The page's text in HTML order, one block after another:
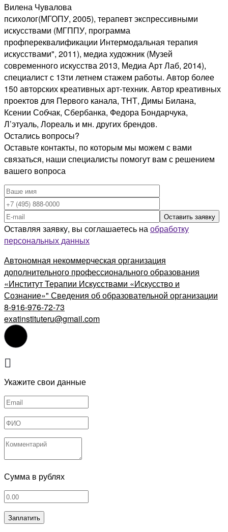
Вилена Чувалова
психолог(МГОПУ, 2005), терапевт экспрессивными
искусствами (МГППУ, программа
профпереквалификации Интермодальная терапия
искусствами", 2011), медиа художник (Музей
современного искусства 2013, Медиа Арт Лаб, 2014),
специалист с 13ти летнем стажем работы. Автор более
150 авторских креативных арт-техник. Автор креативных
проектов для Первого канала, ТНТ, Димы Билана,
Ксении Собчак, Сбербанка, Федора Бондарчука,
Л’этуаль, Лореаль и мн. других брендов.
Остались вопросы?
Оставьте контакты, по которым мы можем с вами
связаться, наши специалисты помогут вам с решением
вашего вопроса
Оставляя заявку, вы соглашаетесь на обработку
персональных данных
Автономная некоммерческая организация
дополнительного профессионального образования
«Институт Терапии Искусствами «Искусство и
Сознание»" Сведения об образовательной организации
8-916-976-72-73
exatinstituteru@gmail.com
Укажите свои данные
Сумма в рублях
Заплатить